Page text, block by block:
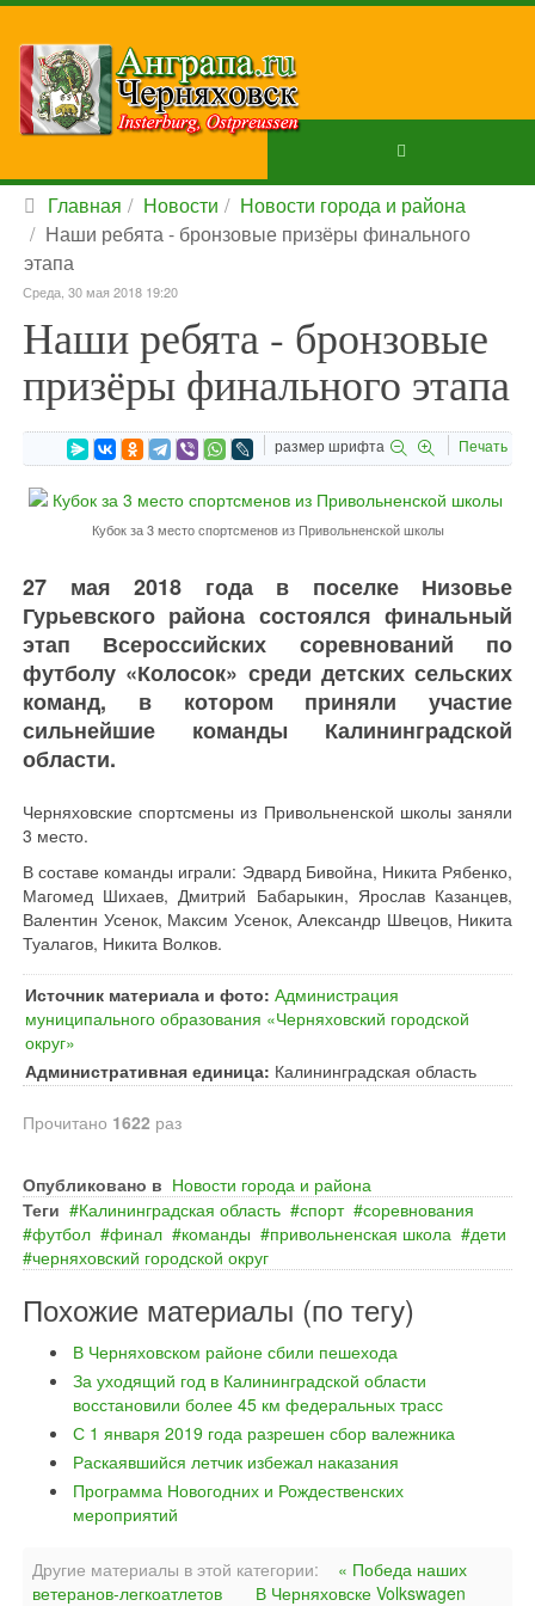
Главная Новости
Новости города и района
Наши ребята - бронзовые призёры финального
этапа
Среда, 30 мая 2018 19:20
Наши ребята - бронзовые
призёры финального этапа
размер шрифта Печать
Кубок за 3 место спортсменов из Привольненской школы
27 мая 2018 года в поселке Низовье
Гурьевского района состоялся финальный
этап Всероссийских соревнований по
футболу «Колосок» среди детских сельских
команд, в котором приняли участие
сильнейшие команды Калининградской
области.
Черняховские спортсмены из Привольненской школы заняли
3 место.
В составе команды играли: Эдвард Бивойна, Никита Рябенко,
Магомед Шихаев, Дмитрий Бабарыкин, Ярослав Казанцев,
Валентин Усенок, Максим Усенок, Александр Швецов, Никита
Туалагов, Никита Волков.
Источник материала и фото: Администрация
муниципального образования «Черняховский городской
округ»
Административная единица: Калининградская область
Прочитано 1622 раз
Опубликовано в Новости города и района
Теги
Калининградская область спорт
соревнования
футбол
финал команды привольненская школа
дети
черняховский городской округ
Похожие материалы (по тегу)
В Черняховском районе сбили пешехода
За уходящий год в Калининградской области
восстановили более 45 км федеральных трасс
С 1 января 2019 года разрешен сбор валежника
Раскаявшийся летчик избежал наказания
Программа Новогодних и Рождественских
мероприятий
Другие материалы в этой категории:
« Победа наших
ветеранов-легкоатлетов
В Черняховске Volkswagen